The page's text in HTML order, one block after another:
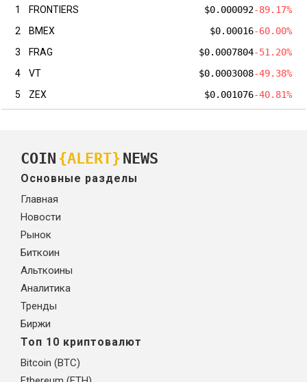
1 FRONTIERS $0.000092-89.17%
2
BMEX $0.00016-60.00%
3
FRAG $0.0007804-51.20%
4
VT $0.0003008-49.38%
5
ZEX $0.001076-40.81%
COIN {ALERT} NEWS
Основные разделы
Главная
Новости
Рынок
Биткоин
Альткоины
Аналитика
Тренды
Биржи
Топ 10 криптовалют
Bitcoin (BTC)